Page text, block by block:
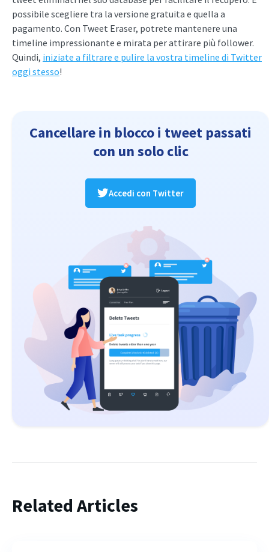
possibile scegliere tra la versione gratuita e quella a
pagamento. Con Tweet Eraser, potrete mantenere una
timeline impressionante e mirata per attirare più follower.
Quindi, iniziate a filtrare e pulire la vostra timeline di Twitter
oggi stesso!
Cancellare in blocco i tweet passati
con un solo clic
Accedi con Twitter
Related Articles